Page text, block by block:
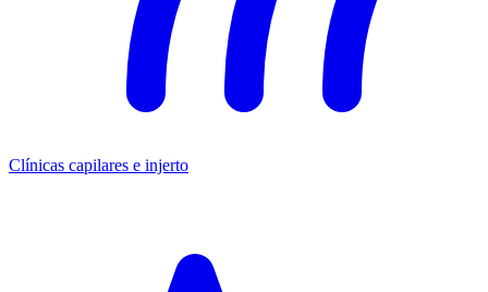
Clínicas capilares e injerto